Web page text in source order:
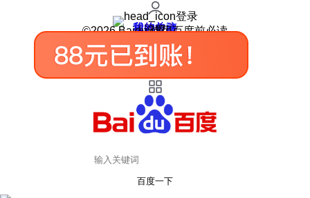
登录
我的关注
我的收藏
皮肤中心
用户反馈
设置
©2026 Baidu 使用百度前必读
百度一下